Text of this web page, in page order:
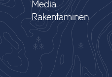
Media
Rakentaminen